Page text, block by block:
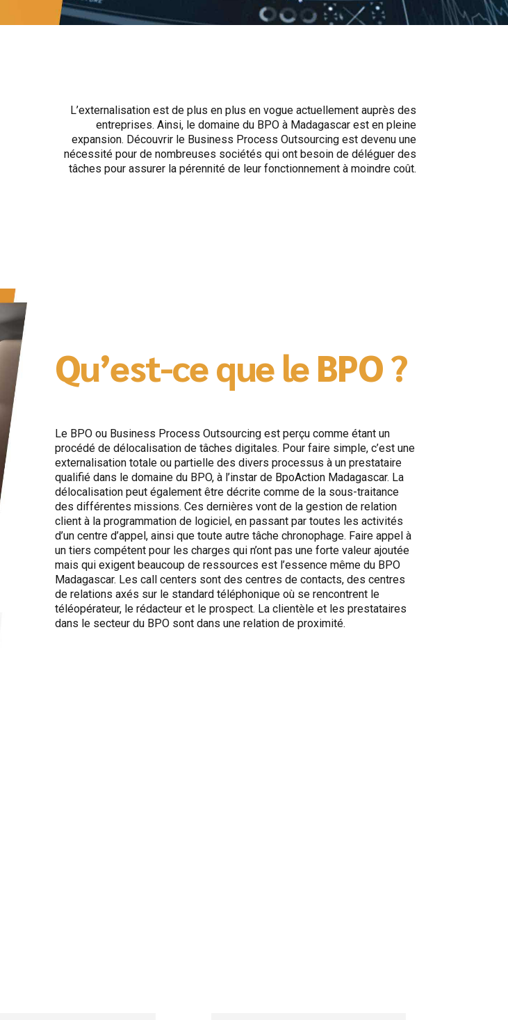
L’externalisation est de plus en plus en vogue actuellement auprès des
entreprises. Ainsi, le domaine du BPO à Madagascar est en pleine
expansion. Découvrir le Business Process Outsourcing est devenu une
nécessité pour de nombreuses sociétés qui ont besoin de déléguer des
tâches pour assurer la pérennité de leur fonctionnement à moindre coût.
Qu’est-ce que le BPO ?
Le BPO ou Business Process Outsourcing est perçu comme étant un
procédé de délocalisation de tâches digitales. Pour faire simple, c’est une
externalisation totale ou partielle des divers processus à un prestataire
qualifié dans le domaine du BPO, à l’instar de BpoAction Madagascar. La
délocalisation peut également être décrite comme de la sous-traitance
des différentes missions. Ces dernières vont de la gestion de relation
client à la programmation de logiciel, en passant par toutes les activités
d’un centre d’appel, ainsi que toute autre tâche chronophage. Faire appel à
un tiers compétent pour les charges qui n’ont pas une forte valeur ajoutée
mais qui exigent beaucoup de ressources est l’essence même du BPO
Madagascar. Les call centers sont des centres de contacts, des centres
de relations axés sur le standard téléphonique où se rencontrent le
téléopérateur, le rédacteur et le prospect. La clientèle et les prestataires
dans le secteur du BPO sont dans une relation de proximité.